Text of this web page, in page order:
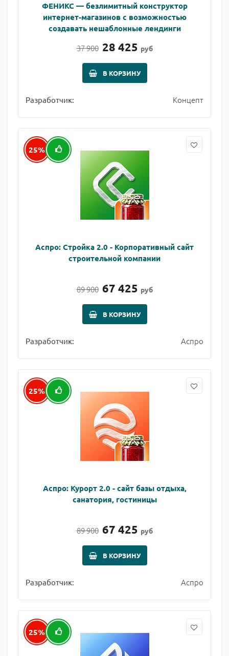
ФЕНИКС — безлимитный конструктор
интернет-магазинов с возможностью
создавать нешаблонные лендинги
37 900 28 425 руб
В КОРЗИНУ
Разработчик: Концепт
25%
Аспро: Стройка 2.0 - Корпоративный сайт
строительной компании
89 900 67 425 руб
В КОРЗИНУ
Разработчик: Аспро
25%
Аспро: Курорт 2.0 - сайт базы отдыха,
санатория, гостиницы
89 900 67 425 руб
В КОРЗИНУ
Разработчик: Аспро
25%